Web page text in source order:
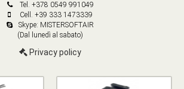
Tel. +378 0549 991049
Cell. +39 333 1473339
Skype: MISTERSOFTAIR
(Dal lunedì al sabato)
Privacy policy